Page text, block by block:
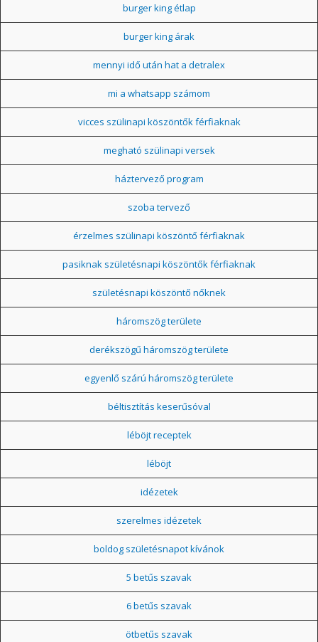
burger king étlap
burger king árak
mennyi idő után hat a detralex
mi a whatsapp számom
vicces szülinapi köszöntők férfiaknak
megható szülinapi versek
háztervező program
szoba tervező
érzelmes szülinapi köszöntő férfiaknak
pasiknak születésnapi köszöntők férfiaknak
születésnapi köszöntő nőknek
háromszög területe
derékszögű háromszög területe
egyenlő szárú háromszög területe
béltisztítás keserűsóval
léböjt receptek
léböjt
idézetek
szerelmes idézetek
boldog születésnapot kívánok
5 betűs szavak
6 betűs szavak
ötbetűs szavak